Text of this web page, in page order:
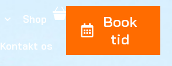
Shop
Kontakt os
Book
tid